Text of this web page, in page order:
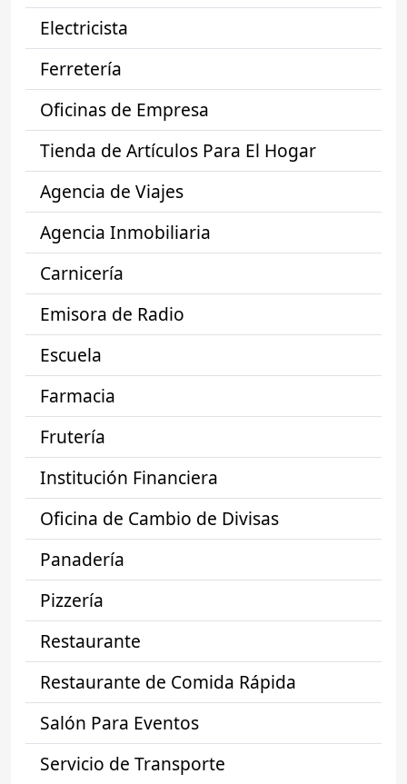
Electricista
Ferretería
Oficinas de Empresa
Tienda de Artículos Para El Hogar
Agencia de Viajes
Agencia Inmobiliaria
Carnicería
Emisora de Radio
Escuela
Farmacia
Frutería
Institución Financiera
Oficina de Cambio de Divisas
Panadería
Pizzería
Restaurante
Restaurante de Comida Rápida
Salón Para Eventos
Servicio de Transporte